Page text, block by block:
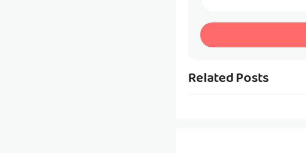
Related Posts